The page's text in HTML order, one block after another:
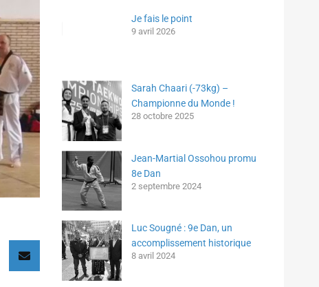
Je fais le point
9 avril 2026
Sarah Chaari (-73kg) –
Championne du Monde !
28 octobre 2025
Jean-Martial Ossohou promu
8e Dan
2 septembre 2024
Luc Sougné : 9e Dan, un
accomplissement historique
8 avril 2024